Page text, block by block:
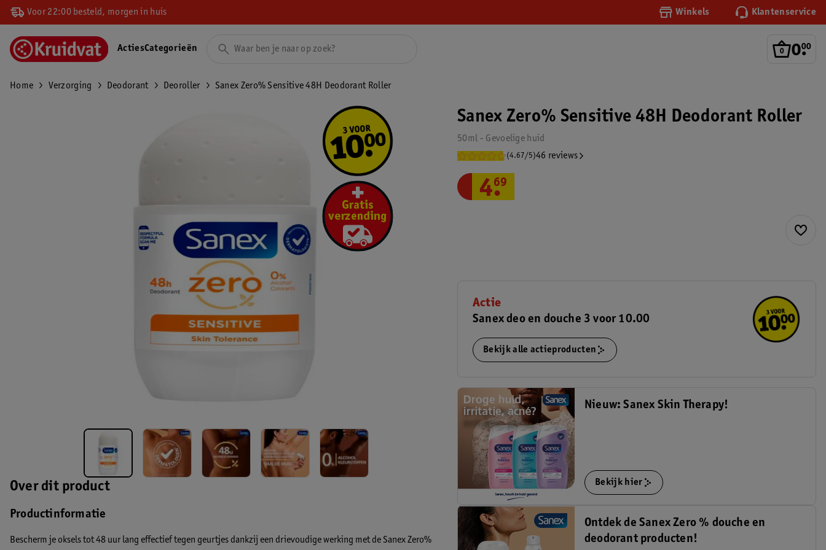
Voor 22:00 besteld, morgen in huis Winkels Klantenservice
0.
00
ActiesCategorieën
Home Verzorging Deodorant Deoroller Sanex Zero% Sensitive 48H Deodorant Roller
Over dit product
Productinformatie
Bescherm je oksels tot 48 uur lang effectief tegen geurtjes dankzij een drievoudige werking met de Sanex Zero%
Sanex Zero% Sensitive 48H Deodorant Roller
50ml - Gevoelige huid
(4.67/5)46 reviews
4.
69
Actie
Sanex deo en douche 3 voor 10.00
Bekijk alle actieproducten
Nieuw: Sanex Skin Therapy!
Bekijk hier
Ontdek de Sanex Zero % douche en
deodorant producten!